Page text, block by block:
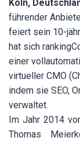
Köln,
führender
feiert sein 10-
hat sich
einer
virtueller CMO
indem sie SEO,
verwaltet.
Im Jahr 2014
Thomas